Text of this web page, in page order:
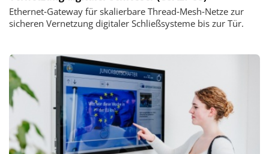
Ethernet‑Gateway für skalierbare Thread‑Mesh‑Netze zur
sicheren Vernetzung digitaler Schließsysteme bis zur Tür.